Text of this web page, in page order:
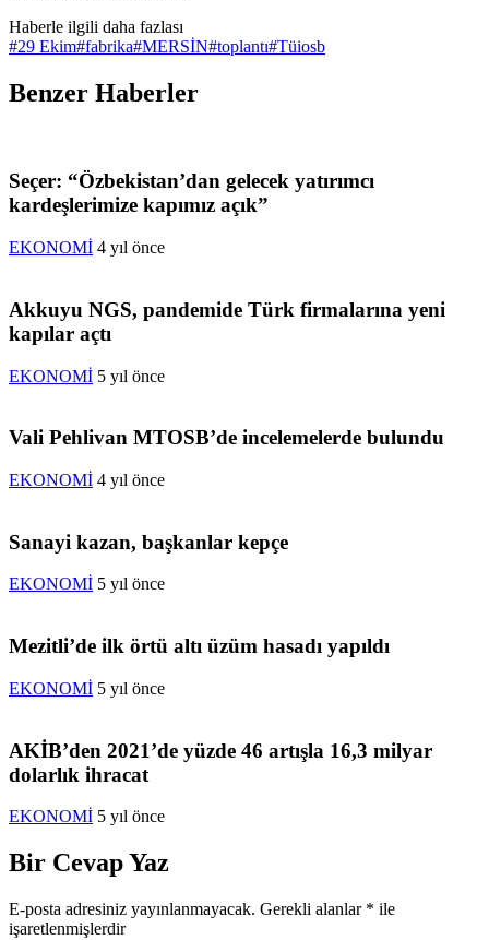
Haberle ilgili daha fazlası
#29 Ekim#fabrika#MERSİN#toplantı#Tüiosb
Benzer Haberler
Seçer: “Özbekistan’dan gelecek yatırımcı
kardeşlerimize kapımız açık”
EKONOMİ 4 yıl önce
Akkuyu NGS, pandemide Türk firmalarına yeni
kapılar açtı
EKONOMİ 5 yıl önce
Vali Pehlivan MTOSB’de incelemelerde bulundu
EKONOMİ 4 yıl önce
Sanayi kazan, başkanlar kepçe
EKONOMİ 5 yıl önce
Mezitli’de ilk örtü altı üzüm hasadı yapıldı
EKONOMİ 5 yıl önce
AKİB’den 2021’de yüzde 46 artışla 16,3 milyar
dolarlık ihracat
EKONOMİ 5 yıl önce
Bir Cevap Yaz
E-posta adresiniz yayınlanmayacak. Gerekli alanlar * ile
işaretlenmişlerdir